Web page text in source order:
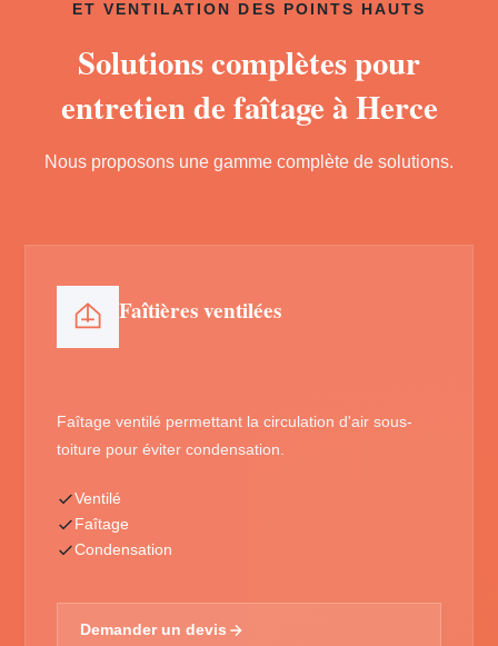
ET VENTILATION DES POINTS HAUTS
Solutions complètes pour
entretien de faîtage à Herce
Nous proposons une gamme complète de solutions.
Faîtières ventilées
Faîtage ventilé permettant la circulation d'air sous-
toiture pour éviter condensation.
Ventilé
Faîtage
Condensation
Demander un devis